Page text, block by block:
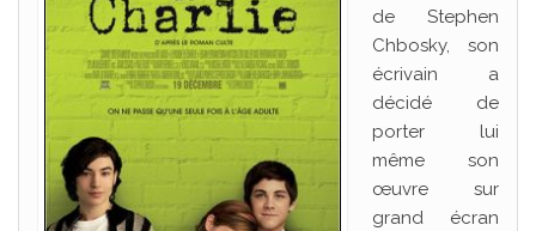
de Stephen
Chbosky, son
écrivain a
décidé de
porter lui
même son
œuvre sur
grand écran